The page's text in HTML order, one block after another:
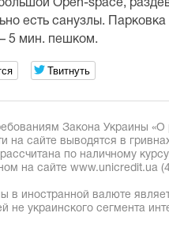
Open-space,
есть санузлы.
5 мин. пешком.
Твитнуть
Закона Украины «О
на сайте выводятся в
по наличному
на сайте www.unicredit.ua
в иностранной валюте
не украинского сегмента